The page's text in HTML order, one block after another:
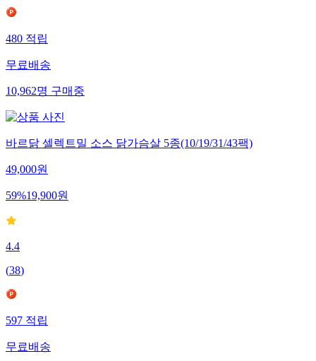
480적립
무료배송
10,962명구매중
바르닭 셀렉트밀 소스 닭가슴살 5종(10/19/31/43팩)
49,000원
59%19,900원
4.4
(38)
597적립
무료배송